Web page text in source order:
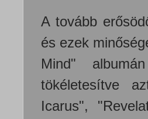
A tovább
és ezek
Mind"
tökéletesítve
Icarus",